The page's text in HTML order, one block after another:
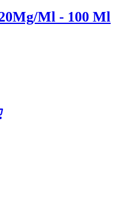
Ml - 100 Ml